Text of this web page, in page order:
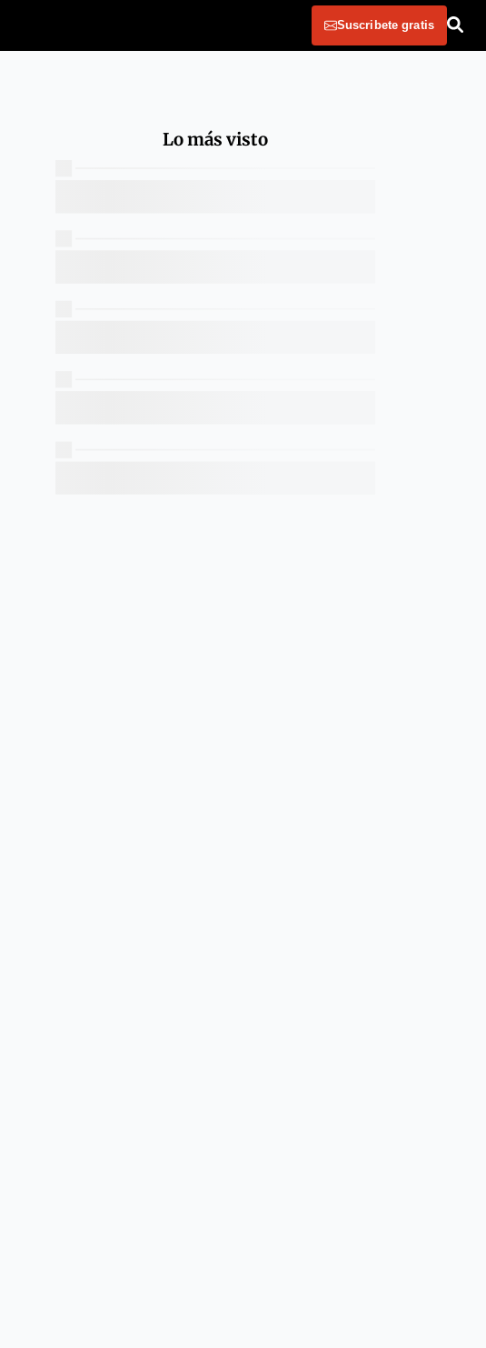
Suscribete gratis
Lo más visto